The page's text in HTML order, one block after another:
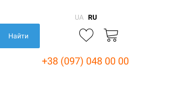
Найти
UA RU
+38 (097) 048 00 00